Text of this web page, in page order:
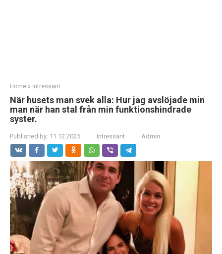
Home » Intressant
När husets man svek alla: Hur jag avslöjade min
man när han stal från min funktionshindrade
syster.
Published by: 11.12.2025 Intressant Admin